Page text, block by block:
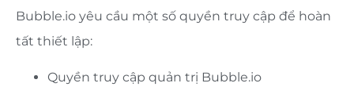
Bubble.io yêu cầu một số quyền truy cập để hoàn
tất thiết lập:
Quyền truy cập quản trị Bubble.io